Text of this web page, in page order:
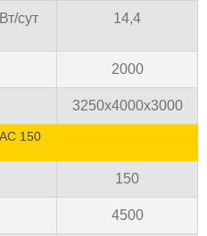
сут 14,4
2000
3250х4000х3000
150
150
4500